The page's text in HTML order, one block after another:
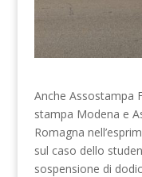
Anche Assostampa
stampa Modena e
Romagna
sul caso dello
sospensione di